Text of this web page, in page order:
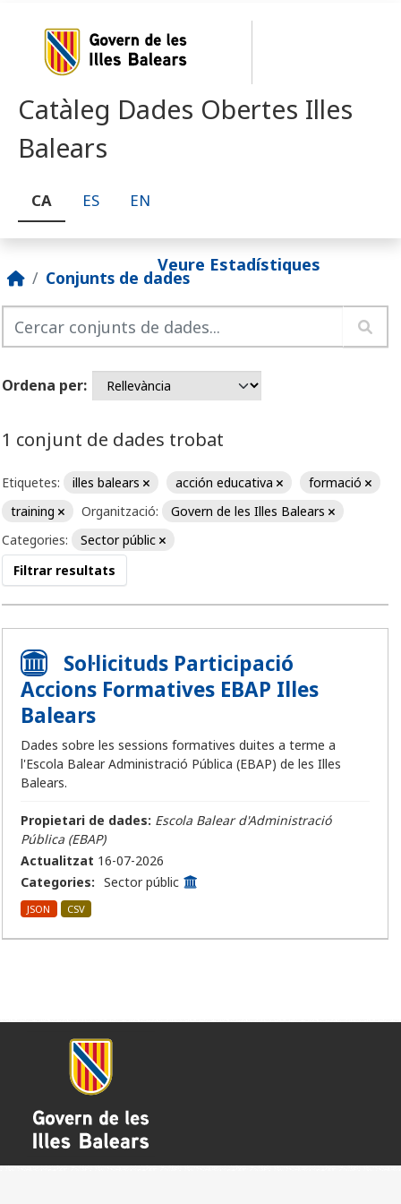
Catàleg Dades Obertes Illes
Balears
CA ES EN
Veure Estadístiques
Conjunts de dades
Ordena per
1 conjunt de dades trobat
Etiquetes: illes balears acción educativa
formació
training
Organització:
Govern de les Illes Balears
Categories:
Sector públic
Filtrar resultats
Sol·licituds Participació
Accions Formatives EBAP Illes
Balears
Dades sobre les sessions formatives duites a terme a
l'Escola Balear Administració Pública (EBAP) de les Illes
Balears.
Propietari de dades: Escola Balear d'Administració
Pública (EBAP)
Actualitzat 16-07-2026
Categories: Sector públic
JSON CSV